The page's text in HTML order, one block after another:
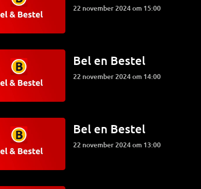
22 november 2024 om 15:00
Bel en Bestel
22 november 2024 om 14:00
Bel en Bestel
22 november 2024 om 13:00